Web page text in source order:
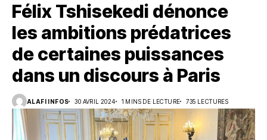
Félix Tshisekedi dénonce
les ambitions prédatrices
de certaines puissances
dans un discours à Paris
ALAFI INFOS 30 AVRIL 2024 1 MINS DE LECTURE 735 LECTURES